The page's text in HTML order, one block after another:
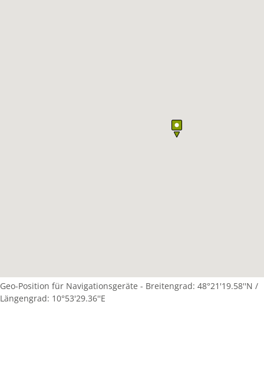
Geo-Position für Navigationsgeräte - Breitengrad: 48°21'19.58''N /
Längengrad: 10°53'29.36''E